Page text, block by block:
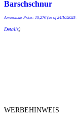
Barschschnur
Amazon.de Price: 15,27€(as of 24/10/2025
Details)
WERBEHINWEIS